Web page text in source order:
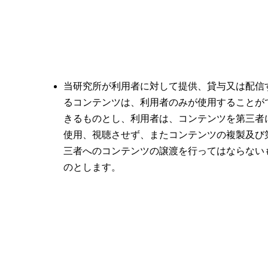
当研究所が利用者に対して提供、貸与又は配信
るコンテンツは、利用者のみが使用することが
きるものとし、利用者は、コンテンツを第三者
使用、視聴させず、またコンテンツの複製及び
三者へのコンテンツの譲渡を行ってはならない
のとします。